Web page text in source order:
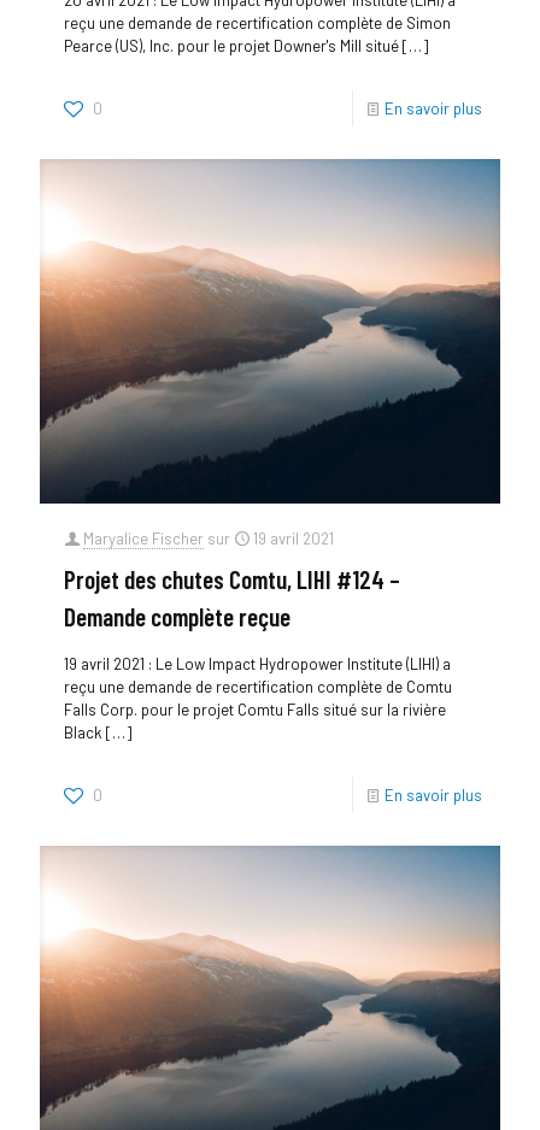
reçu une demande de recertification complète de Simon
Pearce (US), Inc. pour le projet Downer's Mill situé[…]
0 En savoir plus
Maryalice Fischer sur 19 avril 2021
Projet des chutes Comtu, LIHI #124 –
Demande complète reçue
19 avril 2021 : Le Low Impact Hydropower Institute (LIHI) a
reçu une demande de recertification complète de Comtu
Falls Corp. pour le projet Comtu Falls situé sur la rivière
Black […]
0 En savoir plus